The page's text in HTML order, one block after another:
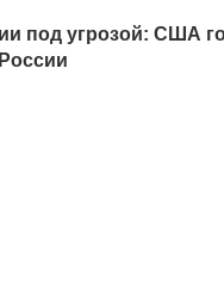
под угрозой: США